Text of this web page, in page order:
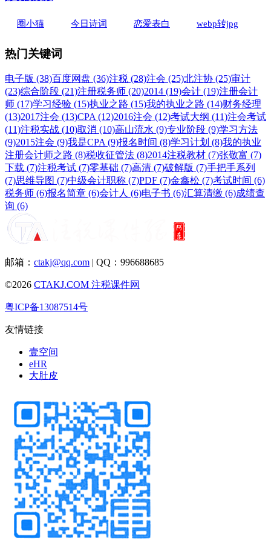
圈小猫 今日诗词 恋爱表白 webp转jpg
热门关键词
电子版 (38)百度网盘 (36)注税 (28)注会 (25)北注协 (25)审计
(23)综合阶段 (21)注册税务师 (20)2014 (19)会计 (19)注册会计
师 (17)学习经验 (15)执业之路 (15)我的执业之路 (14)财务经理
(13)2017注会 (13)CPA (12)2016注会 (12)考试大纲 (11)注会考试
(11)注税实战 (10)取消 (10)高山流水 (9)专业阶段 (9)学习方法
(9)2015注会 (9)我是CPA (9)报名时间 (8)学习计划 (8)我的执业
注册会计师之路 (8)税收征管法 (8)2014注税教材 (7)张敬富 (7)
下载 (7)注税考试 (7)零基础 (7)高清 (7)破解版 (7)手把手系列
(7)思维导图 (7)中级会计职称 (7)PDF (7)金鑫松 (7)考试时间 (6)
税务师 (6)报名简章 (6)会计人 (6)电子书 (6)汇算清缴 (6)成绩查
询 (6)
邮箱： ctakj@qq.com | QQ：996688685
©2026 CTAKJ.COM 注税课件网
粤ICP备13087514号
友情链接
壹空间
eHR
大肚皮